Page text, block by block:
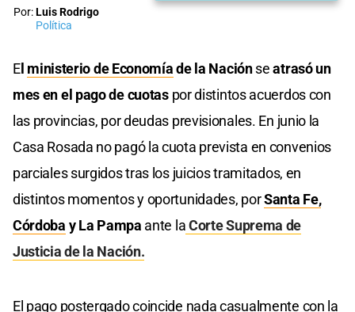
Por:Luis Rodrigo
Política
El ministerio de Economíade la Naciónseatrasó un
mes en el pago de cuotaspor distintos acuerdos con
las provincias, por deudas previsionales. En junio la
Casa Rosada no pagó la cuota prevista en convenios
parciales surgidos tras los juicios tramitados, en
distintos momentos y oportunidades, porSanta Fe,
Córdoba y La Pampa ante laCorte Suprema de
Justicia de la Nación.
El pago postergado coincide nada casualmente con la